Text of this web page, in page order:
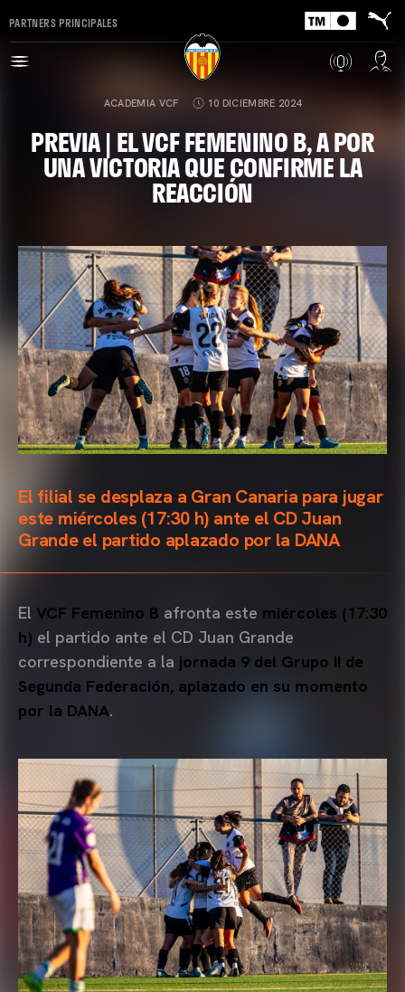
PARTNERS PRINCIPALES
ACADEMIA VCF 10 DICIEMBRE 2024
PREVIA | EL VCF FEMENINO B, A POR
UNA VICTORIA QUE CONFIRME LA
REACCIÓN
El filial se desplaza a Gran Canaria para jugar
este miércoles (17:30 h) ante el CD Juan
Grande el partido aplazado por la DANA
El VCF Femenino B afronta este miércoles (17:30
h) el partido ante el CD Juan Grande
correspondiente a la jornada 9 del Grupo II de
Segunda Federación, aplazado en su momento
por la DANA.